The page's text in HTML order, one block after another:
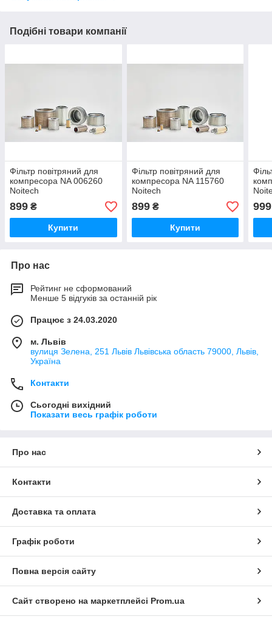
Подібні товари компанії
Фільтр повітряний для
компресора NA 006260
Noitech
899 ₴
Купити
Фільтр повітряний для
компресора NA 115760
Noitech
899₴
Купити
999
Про нас
Рейтинг не сформований
Менше 5 відгуків за останній рік
Працює з 24.03.2020
м. Львів
вулиця Зелена, 251 Львів Львівська область 79000, Львів,
Україна
Контакти
Сьогодні вихідний
Показати весь графік роботи
Про нас
Контакти
Доставка та оплата
Графік роботи
Повна версія сайту
Сайт створено на маркетплейсі Prom.ua